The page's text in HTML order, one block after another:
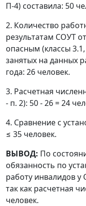
П-4) составила: 50
2. Количество
результатам СОУТ
опасным (классы
занятых на данных
года: 26 человек.
3. Расчетная
- п. 2): 50 - 26 = 24
4. Сравнение с
≤ 35 человек.
ВЫВОД: По
обязанность по
работу инвалидов
так как расчетная
человек.